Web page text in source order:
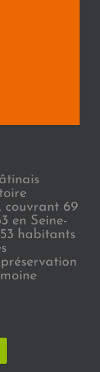
couvrant 69
en Seine-
habitants